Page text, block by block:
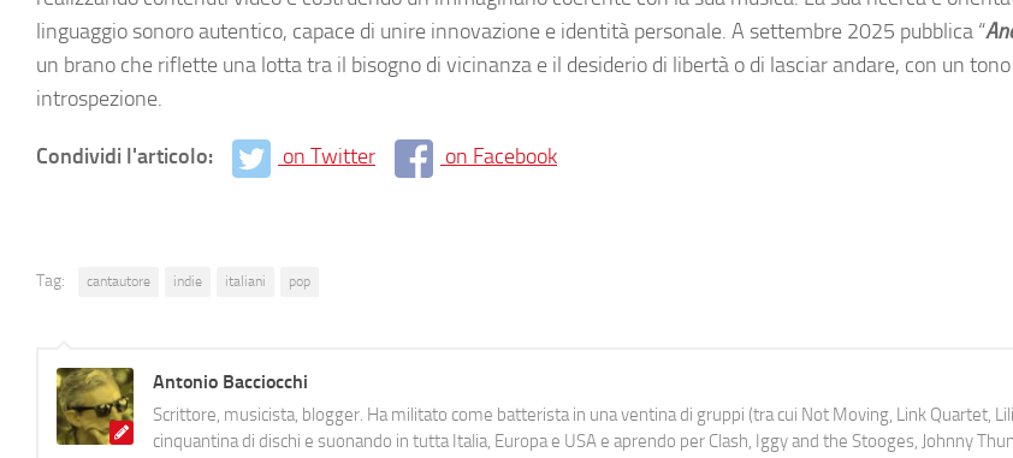
linguaggio sonoro autentico, capace di unire innovazione e identità personale. A settembre 2025 pubblica “
un brano che riflette una lotta tra il bisogno di vicinanza e il desiderio di libertà o di lasciar andare, con un tono
introspezione.
Condividi l'articolo: on Twitter on Facebook
Tag: cantautore indie italiani pop
Antonio Bacciocchi
Scrittore, musicista, blogger. Ha militato come batterista in una ventina di gruppi (tra cui Not Moving, Link Quartet,
cinquantina di dischi e suonando in tutta Italia, Europa e USA e aprendo per Clash, Iggy and the Stooges, Johnny